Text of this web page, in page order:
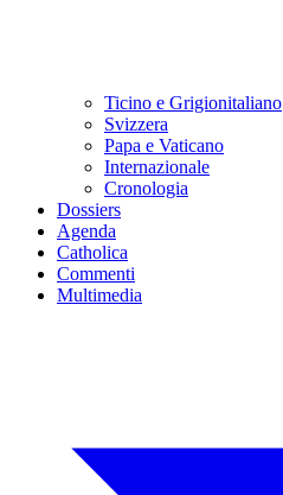
Ticino e Grigionitaliano
Svizzera
Papa e Vaticano
Internazionale
Cronologia
Dossiers
Agenda
Catholica
Commenti
Multimedia